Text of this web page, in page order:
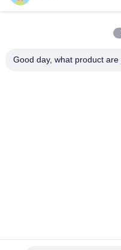
Tren-Acetat-Fläschchen-
Good day, what product